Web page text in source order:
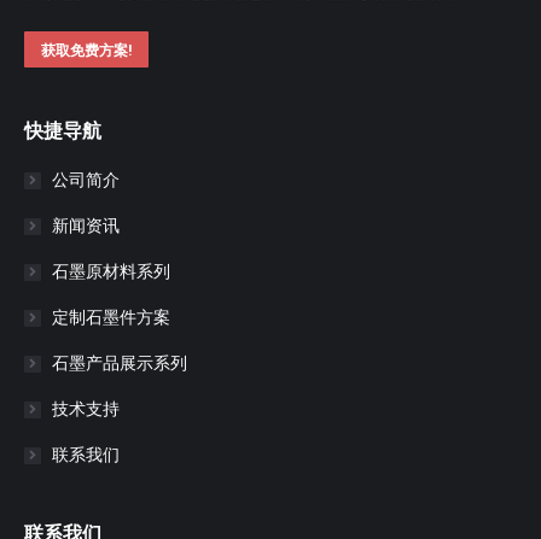
获取免费方案!
快捷导航
公司简介
新闻资讯
石墨原材料系列
定制石墨件方案
石墨产品展示系列
技术支持
联系我们
联系我们